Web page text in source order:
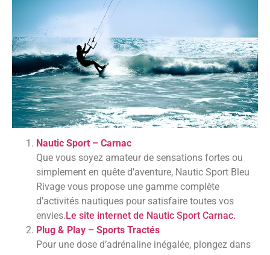
Nautic Sport – Carnac
Que vous soyez amateur de sensations fortes ou
simplement en quête d’aventure, Nautic Sport Bleu
Rivage vous propose une gamme complète
d’activités nautiques pour satisfaire toutes vos
envies. Le site internet de Nautic Sport Carnac.
Plug & Play – Sports Tractés
Pour une dose d’adrénaline inégalée, plongez dans